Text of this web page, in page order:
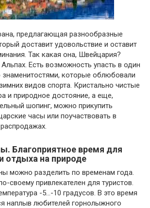
предлагающая разнообразные
доставит удовольствие и оставит
Так какая она, Швейцария?
Есть возможность упасть в один
знаменитостями, которые облюбовали
видов спорта. Кристально чистые
и природное достояние, а еще,
шопинг, можно прикупить
часы или поучаствовать в
Благоприятное время для
отдыха на природе
можно разделить по временам года.
своему привлекателен для туристов.
-5…-10 градусов. В это время
наплыв любителей горнолыжного